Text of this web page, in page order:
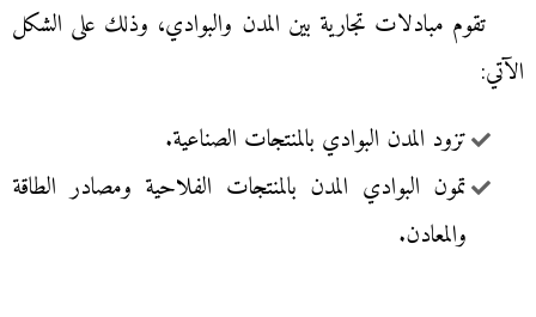
تقوم مبادلات تجارية بين المدن والبوادي، وذلك على الشكل
الآتي:
تزود المدن البوادي بالمنتجات الصناعية.
تمون البوادي المدن بالمنتجات الفلاحية ومصادر الطاقة
والمعادن.